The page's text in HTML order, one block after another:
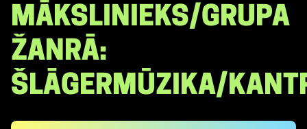
MĀKSLINIEKS/GRUPA
ŽANRĀ:
ŠLĀGERMŪZIKA/